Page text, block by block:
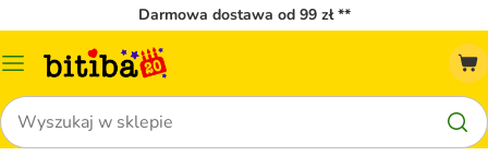
Darmowa dostawa od 99 zł **
Menu
Szukaj